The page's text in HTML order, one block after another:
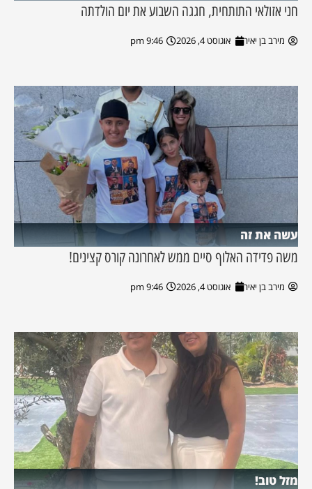
חני אזולאי התותחית, חגגה השבוע את יום הולדתה
מירב בן יאיר אוגוסט 4, 2026 9:46 pm
עשה את זה
משה פדידה האלוף סיים ממש לאחרונה קורס קצינים!
מירב בן יאיר אוגוסט 4, 2026 9:46 pm
מזל טוב!